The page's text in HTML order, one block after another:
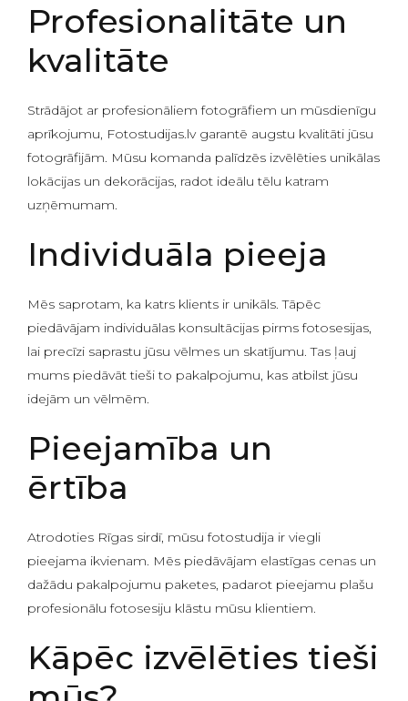
Profesionalitāte un
kvalitāte
Strādājot ar profesionāliem fotogrāfiem un mūsdienīgu
aprīkojumu, Fotostudijas.lv garantē augstu kvalitāti jūsu
fotogrāfijām. Mūsu komanda palīdzēs izvēlēties unikālas
lokācijas un dekorācijas, radot ideālu tēlu katram
uzņēmumam.
Individuāla pieeja
Mēs saprotam, ka katrs klients ir unikāls. Tāpēc
piedāvājam individuālas konsultācijas pirms fotosesijas,
lai precīzi saprastu jūsu vēlmes un skatījumu. Tas ļauj
mums piedāvāt tieši to pakalpojumu, kas atbilst jūsu
idejām un vēlmēm.
Pieejamība un
ērtība
Atrodoties Rīgas sirdī, mūsu fotostudija ir viegli
pieejama ikvienam. Mēs piedāvājam elastīgas cenas un
dažādu pakalpojumu paketes, padarot pieejamu plašu
profesionālu fotosesiju klāstu mūsu klientiem.
Kāpēc izvēlēties tieši